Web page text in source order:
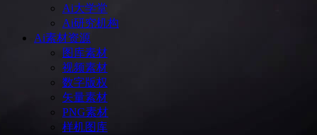
Ai大学堂
Ai研究机构
Ai素材资源
图库素材
视频素材
数字版权
矢量素材
PNG素材
样机图库